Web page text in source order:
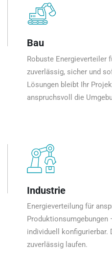
Bau
Robuste Energieverteiler
zuverlässig, sicher und
Lösungen bleibt Ihr
anspruchsvoll die
Industrie
Energieverteilung für
individuell konfigurierbar.
zuverlässig laufen.